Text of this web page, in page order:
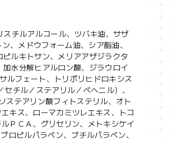
チルアルコール、ツバキ油、サザ
、メドウフォーム油、シア脂油、
ルキトサン、メリアアザジラクタ
水分解ヒアルロン酸、ジラウロイ
ルフェート、トリポリヒドロキシス
チル／ステアリル／ベヘニル）、
ステアリン酸フィトステリル、オト
キス、ローマカミツレエキス、トコ
ＰＣＡ、グリセリン、メトキシケイ
ロピルパラベン、ブチルパラベン、